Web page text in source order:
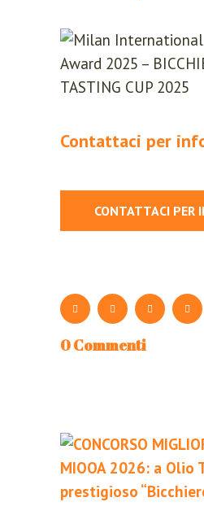
Contattaci per
CONTATTACI PER
0 Commenti
LOGIN